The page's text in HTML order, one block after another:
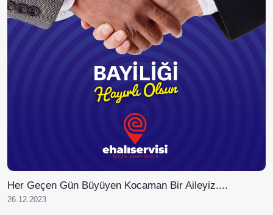
Her Geçen Gün Büyüyen Kocaman Bir Aileyiz....
26.12.2023